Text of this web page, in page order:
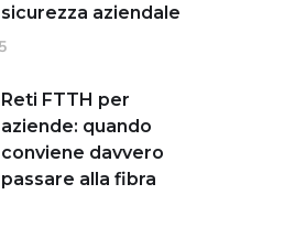
sicurezza aziendale
Reti FTTH per
aziende: quando
conviene davvero
passare alla fibra